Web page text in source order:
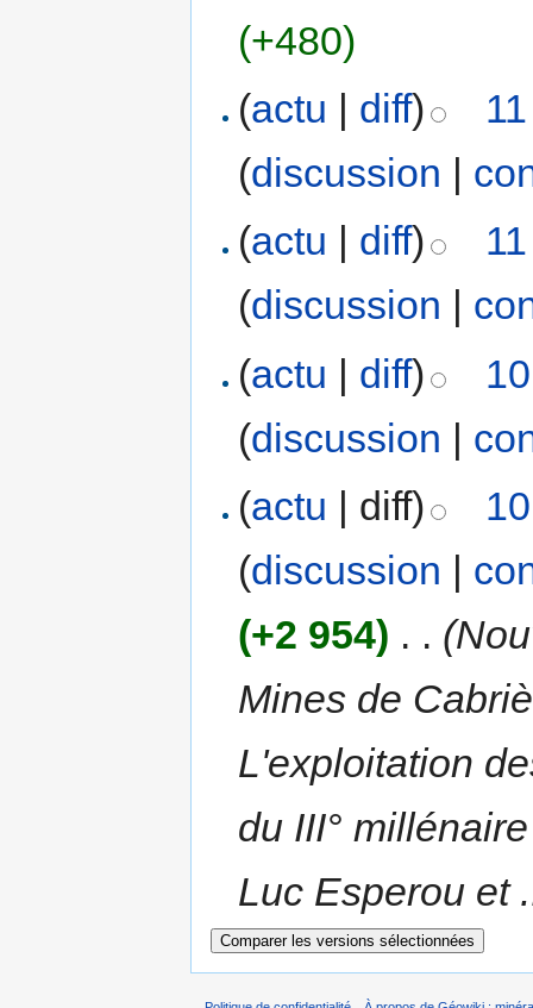
(+480)
(actu | diff)
(discussion |
(actu diff)
(discussion
(actu | diff)
(discussion |
(actu | diff)
(discussion |
(+2 954) . .
Mines de
L'exploitation
du III°
Luc Esperou et